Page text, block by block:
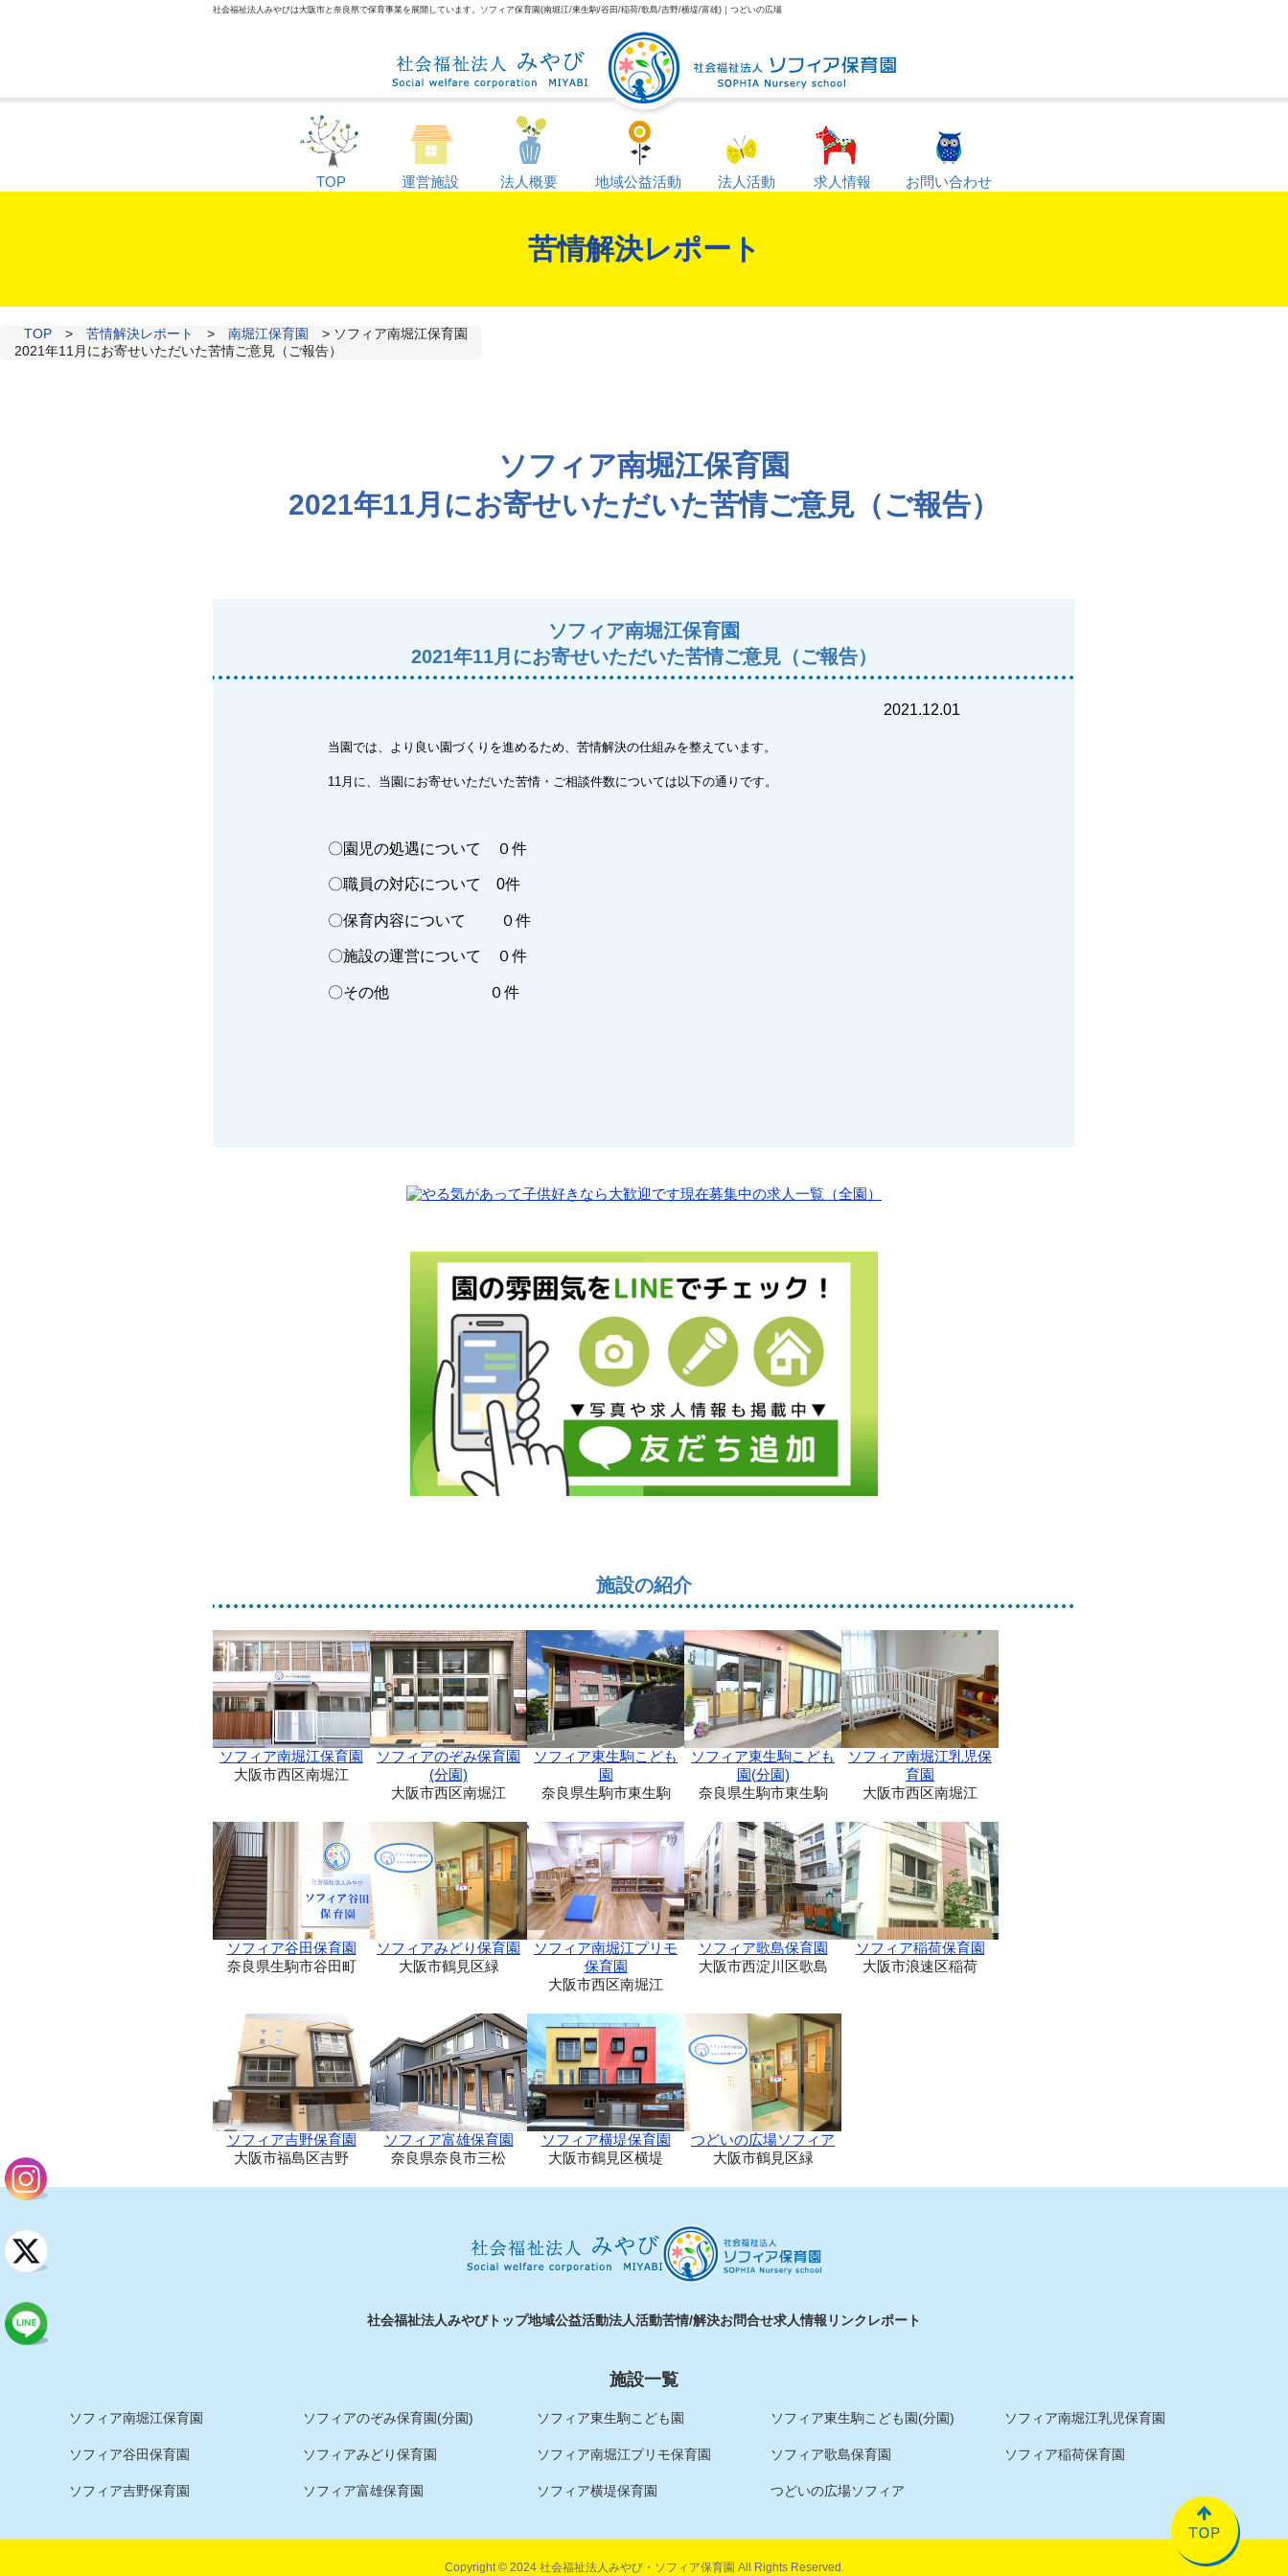
社会福祉法人みやびは大阪市と奈良県で保育事業を展開しています。ソフィア保育園(南堀江/東生駒/谷田/稲荷/歌島/吉野/横堤/富雄)｜つどいの広場
TOP 運営施設 法人概要 地域公益活動 法人活動 求人情報 お問い合わせ
苦情解決レポート
TOP > 苦情解決レポート > 南堀江保育園 > ソフィア南堀江保育園
2021年11月にお寄せいただいた苦情ご意見（ご報告）
ソフィア南堀江保育園
2021年11月にお寄せいただいた苦情ご意見（ご報告）
ソフィア南堀江保育園
2021年11月にお寄せいただいた苦情ご意見（ご報告）
2021.12.01
当園では、より良い園づくりを進めるため、苦情解決の仕組みを整えています。
11月に、当園にお寄せいただいた苦情・ご相談件数については以下の通りです。
〇園児の処遇について ０件
〇職員の対応について 0件
〇保育内容について ０件
〇施設の運営について ０件
〇その他 ０件
施設の紹介
ソフィア南堀江保育園
大阪市西区南堀江
ソフィアのぞみ保育園
(分園)
大阪市西区南堀江
ソフィア東生駒こども
園
奈良県生駒市東生駒
ソフィア東生駒こども
園(分園)
奈良県生駒市東生駒
ソフィア南堀江乳児保
育園
大阪市西区南堀江
ソフィア谷田保育園
奈良県生駒市谷田町
ソフィアみどり保育園
大阪市鶴見区緑
ソフィア南堀江プリモ
保育園
大阪市西区南堀江
ソフィア歌島保育園
大阪市西淀川区歌島
ソフィア稲荷保育園
大阪市浪速区稲荷
ソフィア吉野保育園
大阪市福島区吉野
ソフィア富雄保育園
奈良県奈良市三松
ソフィア横堤保育園
大阪市鶴見区横堤
つどいの広場ソフィア
大阪市鶴見区緑
社会福祉法人みやびトップ地域公益活動法人活動苦情/解決お問合せ求人情報 リンク レポート
施設一覧
ソフィア南堀江保育園 ソフィアのぞみ保育園(分園) ソフィア東生駒こども園 ソフィア東生駒こども園(分園) ソフィア南堀江乳児保育園
ソフィア谷田保育園 ソフィアみどり保育園 ソフィア南堀江プリモ保育園 ソフィア歌島保育園 ソフィア稲荷保育園
ソフィア吉野保育園 ソフィア富雄保育園 ソフィア横堤保育園 つどいの広場ソフィア
Copyright © 2024 社会福祉法人みやび・ソフィア保育園 All Rights Reserved.